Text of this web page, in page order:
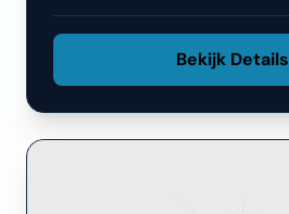
Bekijk Details